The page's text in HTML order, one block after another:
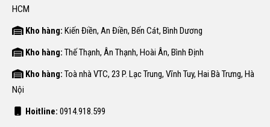
HCM
Kho hàng: Kiến Điền, An Điền, Bến Cát, Bình Dương
Kho hàng: Thế Thạnh, Ân Thạnh, Hoài Ân, Bình Định
Kho hàng: Toà nhà VTC, 23 P. Lạc Trung, Vĩnh Tuy, Hai Bà Trưng, Hà
Nội
Hoitline: 0914.918.599